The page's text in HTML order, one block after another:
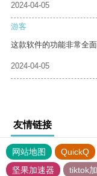
2024-04-05
游客
这款软件的功能非常全
2024-04-05
友情链接
网站地图 QuickQ
坚果加速器
tiktok